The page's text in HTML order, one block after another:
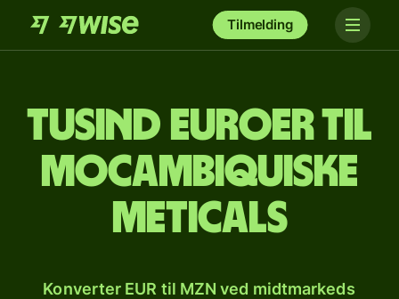
Tilmelding
tusind euroer til
mocambiquiske
meticals
Konverter EUR til MZN ved midtmarkeds